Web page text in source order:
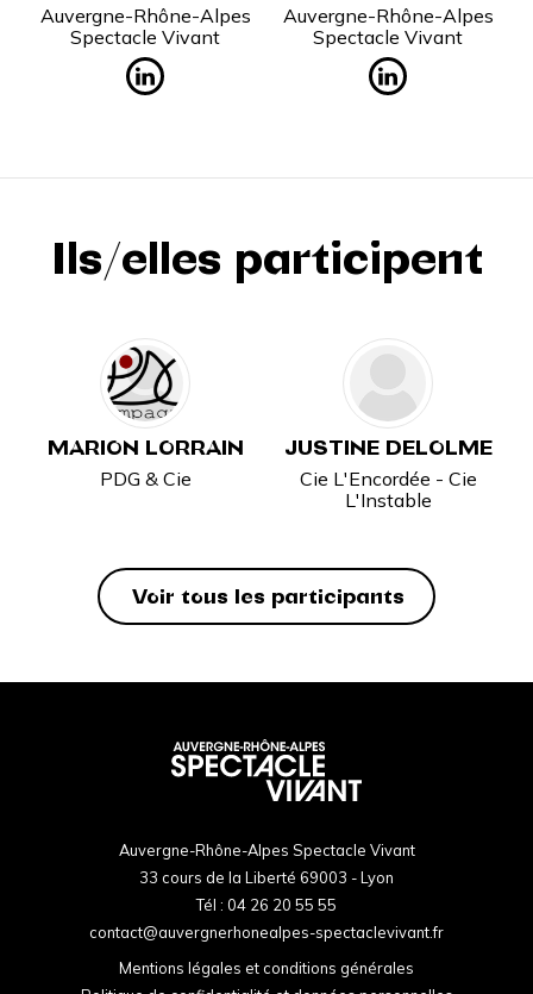
Auvergne-Rhône-Alpes
Spectacle Vivant
Auvergne-Rhône-Alpes
Spectacle Vivant
Ils/elles participent
MARION LORRAIN
PDG & Cie
JUSTINE DELOLME
Cie L'Encordée - Cie
L'Instable
Voir tous les participants
Auvergne-Rhône-Alpes Spectacle Vivant
33 cours de la Liberté 69003 - Lyon
Tél : 04 26 20 55 55
contact@auvergnerhonealpes-spectaclevivant.fr
Mentions légales et conditions générales